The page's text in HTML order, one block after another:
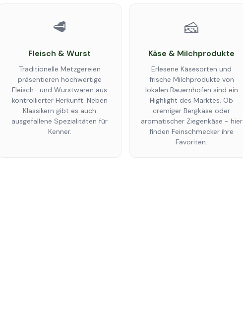
🥩
Fleisch & Wurst
Traditionelle Metzgereien
präsentieren hochwertige
Fleisch- und Wurstwaren aus
kontrollierter Herkunft. Neben
Klassikern gibt es auch
ausgefallene Spezialitäten für
Kenner.
🧀
Käse & Milchprodukte
Erlesene Käsesorten und
frische Milchprodukte von
lokalen Bauernhöfen sind ein
Highlight des Marktes. Ob
cremiger Bergkäse oder
aromatischer Ziegenkäse - hier
finden Feinschmecker ihre
Favoriten.